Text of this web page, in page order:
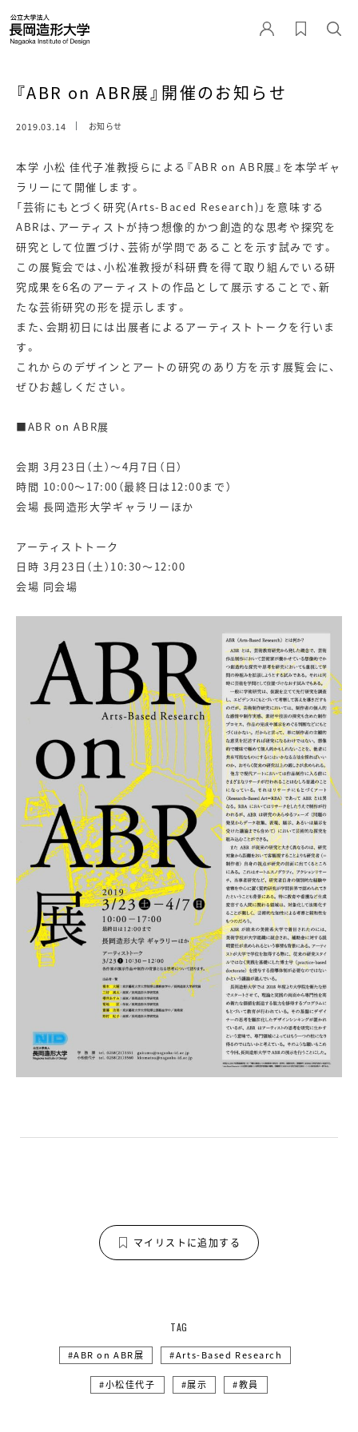
『ABR on ABR展』開催のお知らせ
2019.03.14 お知らせ
本学 小松 佳代子准教授らによる『ABR on ABR展』を本学ギャ
ラリーにて開催します。
「芸術にもとづく研究(Arts-Baced Research)」を意味する
ABRは、アーティストが持つ想像的かつ創造的な思考や探究を
研究として位置づけ、芸術が学問であることを示す試みです。
この展覧会では、小松准教授が科研費を得て取り組んでいる研
究成果を6名のアーティストの作品として展示することで、新
たな芸術研究の形を提示します。
また、会期初日には出展者によるアーティストトークを行いま
す。
これからのデザインとアートの研究のあり方を示す展覧会に、
ぜひお越しください。
■ABR on ABR展
会期 3月23日（土）～4月7日（日）
時間 10:00～17:00（最終日は12:00まで）
会場 長岡造形大学ギャラリーほか
アーティストトーク
日時 3月23日（土）10:30～12:00
会場 同会場
マイリストに追加する
TAG
ABR on ABR展 Arts-Based Research
小松佳代子 展示 教員